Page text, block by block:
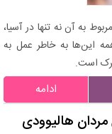
به آن نه تنها در آسیا،
این‌ها به خاطر عمل به
است.
ادامه
هالیوودی